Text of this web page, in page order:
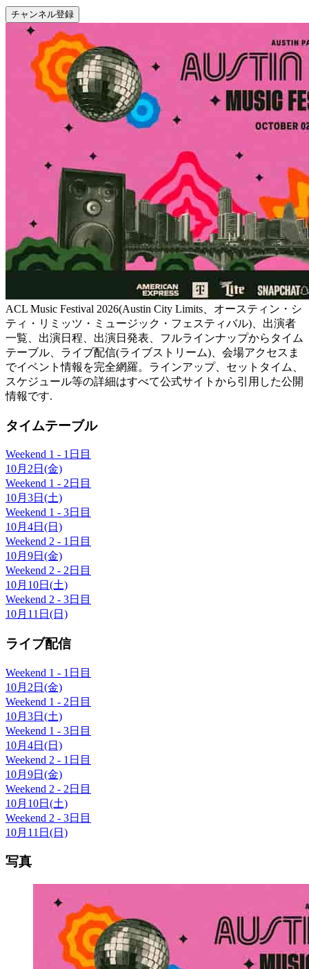
チャンネル登録
ACL Music Festival 2026(Austin City Limits、オースティン・シ
ティ・リミッツ・ミュージック・フェスティバル)、出演者
一覧、出演日程、出演日発表、フルラインナップからタイム
テーブル、ライブ配信(ライブストリーム)、会場アクセスま
でイベント情報を完全網羅。ラインアップ、セットタイム、
スケジュール等の詳細はすべて公式サイトから引用した公開
情報です.
タイムテーブル
Weekend 1 - 1日目
10月2日(金)
Weekend 1 - 2日目
10月3日(土)
Weekend 1 - 3日目
10月4日(日)
Weekend 2 - 1日目
10月9日(金)
Weekend 2 - 2日目
10月10日(土)
Weekend 2 - 3日目
10月11日(日)
ライブ配信
Weekend 1 - 1日目
10月2日(金)
Weekend 1 - 2日目
10月3日(土)
Weekend 1 - 3日目
10月4日(日)
Weekend 2 - 1日目
10月9日(金)
Weekend 2 - 2日目
10月10日(土)
Weekend 2 - 3日目
10月11日(日)
写真